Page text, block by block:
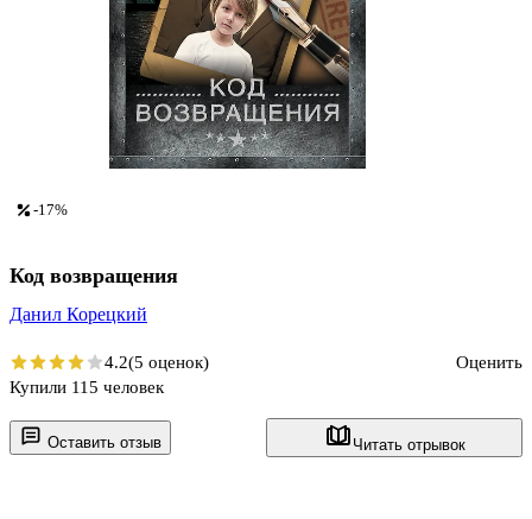
Оставить отзыв Читать отрывок
-17%
Код возвращения
Данил Корецкий
4.2(5 оценок)
Оценить
Купили 115 человек